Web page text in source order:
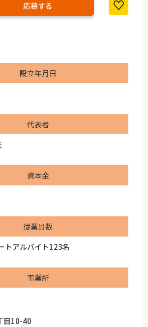
応募する
設立年月日
代表者
資本金
従業員数
トアルバイト123名
事業所
目10-40